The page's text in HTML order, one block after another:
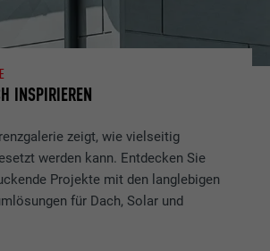
INSPIRIEREN
zeigt, wie vielseitig
werden kann. Entdecken Sie
Projekte mit den langlebigen
für Dach, Solar und